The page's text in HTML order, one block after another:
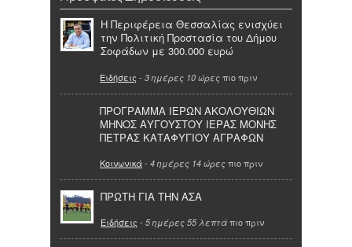
Η Περιφέρεια Θεσσαλίας ενισχύει
την Πολιτική Προστασία του Δήμου
Σοφάδων με 300.000 ευρώ
Ειδήσεις - 3 ημέρες 10 ώρες πιο πριν
ΠΡΟΓΡΑΜΜΑ ΙΕΡΩΝ ΑΚΟΛΟΥΘΙΩΝ
ΜΗΝΟΣ ΑΥΓΟΥΣΤΟΥ ΙΕΡΑΣ ΜΟΝΗΣ
ΠΕΤΡΑΣ ΚΑΤΑΦΥΓΙΟΥ ΑΓΡΑΦΩΝ
Κοινωνικά- 4 ημέρες 14 ώρες πιο πριν
ΠΡΩΤΗ ΓΙΑ ΤΗΝ ΑΣΑ
Ειδήσεις - 5 ημέρες 55 λεπτά πιο πριν